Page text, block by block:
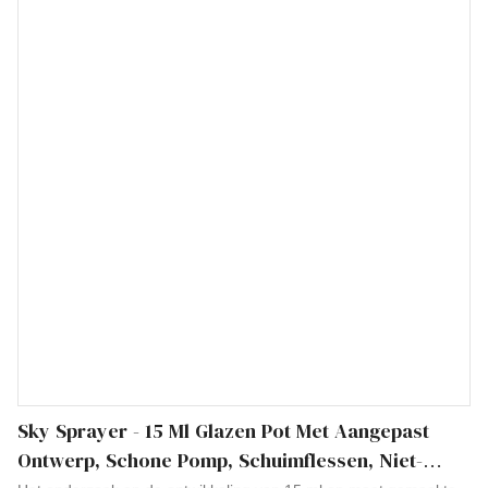
Sky Sprayer - 15 Ml Glazen Pot Met Aangepast
Ontwerp, Schone Pomp, Schuimflessen, Niet-